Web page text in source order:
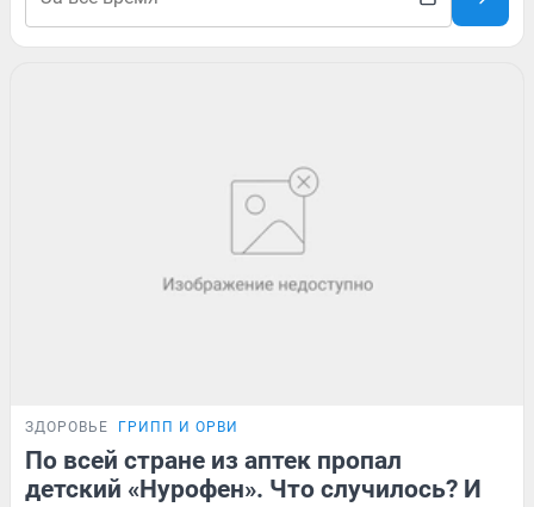
ЗДОРОВЬЕ ГРИПП И ОРВИ
По всей стране из аптек пропал
детский «Нурофен». Что случилось? И